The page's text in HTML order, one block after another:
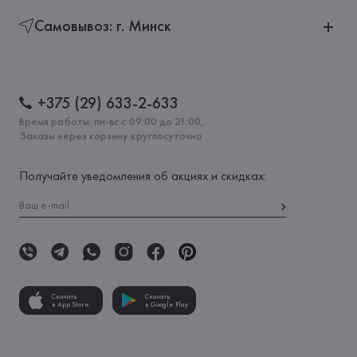
Самовывоз: г. Минск
+375 (29) 633-2-633
Время работы: пн-вс с 09:00 до 21:00,
Заказы через корзину круглосуточно
Получайте уведомления об акциях и скидках:
Скачать
в App Store
Скачать
в Google Play